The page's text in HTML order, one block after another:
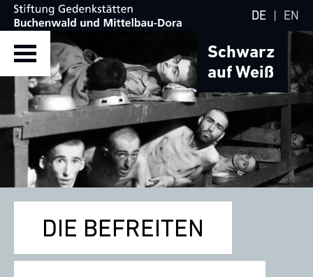
DE | EN
Schwarz
auf Weiß
DIE BEFREITEN